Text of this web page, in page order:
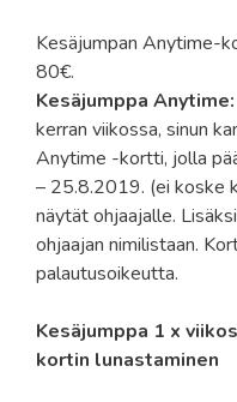
Kesäjumpan Anytime-
80€.
Kesäjumppa Anytime:
kerran viikossa, sinun
Anytime -kortti, jolla
– 25.8.2019. (ei koske
näytät ohjaajalle.
ohjaajan nimilistaan.
palautusoikeutta.
Kesäjumppa 1 x
kortin lunastaminen